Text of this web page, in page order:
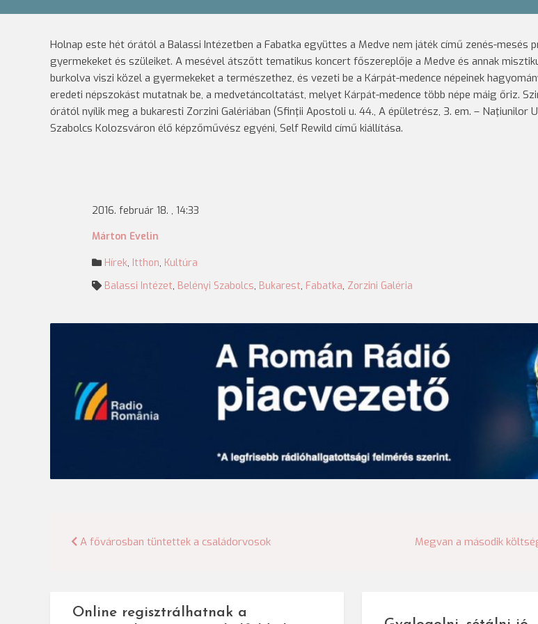
Holnap este hét órától a Balassi Intézetben a Fabatka együttes a Medve nem játék című zenés-mesés
gyermekeket és szüleiket. A mesével átszőtt tematikus koncert főszereplője a Medve és annak
burkolva viszi közel a gyermekeket a természethez, és vezeti be a Kárpát-medence népeinek
eredeti népszokást mutatnak be, a medvetáncoltatást, melyet Kárpát-medence több népe máig őriz.
órától nyílik meg a bukaresti Zorzini Galériában (Sfinţii Apostoli u. 44., A épületrész, 3. em. – Naţiunilor
Szabolcs Kolozsváron élő képzőművész egyéni, Self Rewild című kiállítása.
2016. február 18. , 14:33
Márton Evelin
Hírek, Itthon, Kultúra
Balassi Intézet, Belényi Szabolcs, Bukarest, Fabatka, Zorzini Galéria
Bejegyzés
A fővárosban tüntettek a családorvosok Megvan a második
Online regisztrálhatnak a